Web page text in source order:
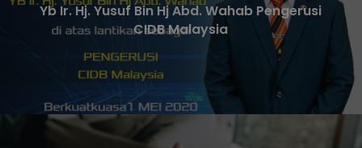
Yb Ir. Hj. Yusuf Bin Hj Abd. Wahab Pengerusi
CIDB Malaysia